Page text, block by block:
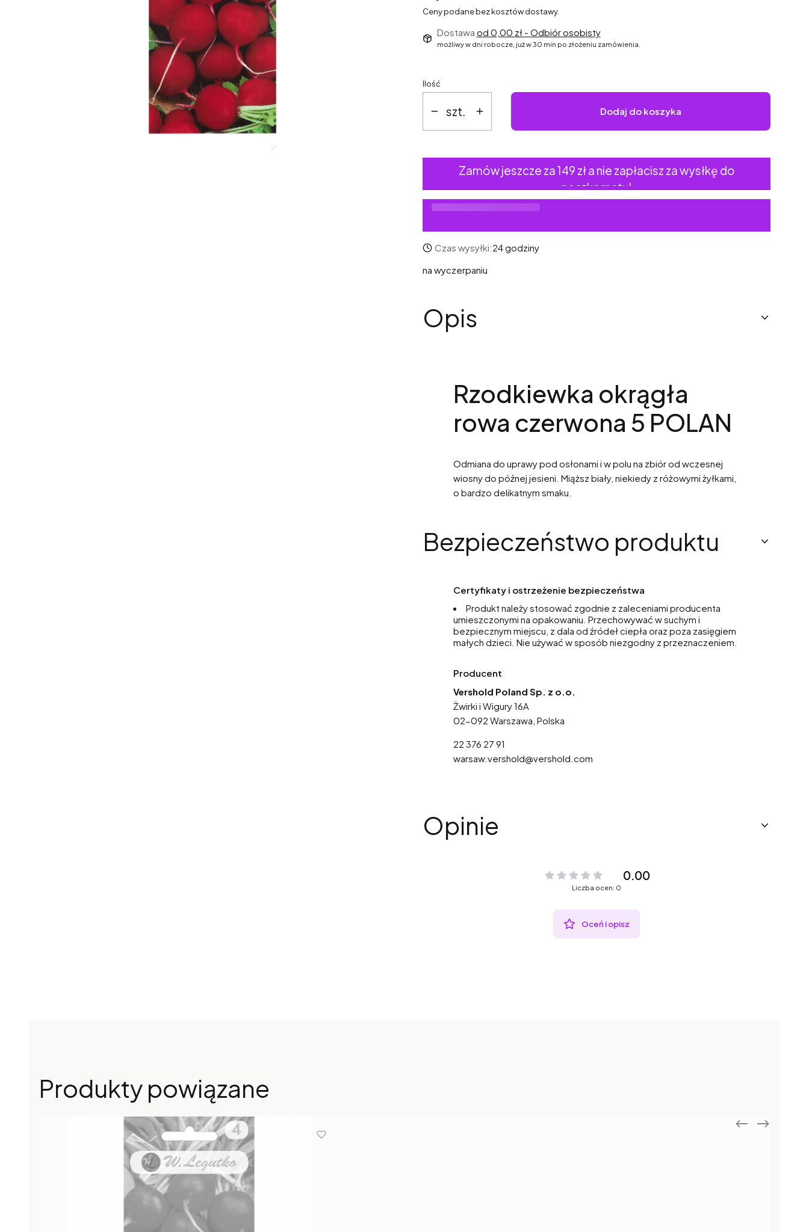
Ceny podane bez kosztów dostawy.
Dostawa od 0,00 zł - Odbiór osobisty
możliwy w dni robocze, już w 30 min po złożeniu zamówienia.
Ilość
szt. Dodaj do koszyka
Zamów jeszcze za 149 zł a nie zapłacisz za wysłkę do
paczkomatu!
Czas wysyłki:24 godziny
na wyczerpaniu
Opis
Rzodkiewka okrągła
rowa czerwona 5 POLAN
Odmiana do uprawy pod osłonami i w polu na zbiór od wczesnej
wiosny do późnej jesieni. Miąższ biały, niekiedy z różowymi żyłkami,
o bardzo delikatnym smaku.
Bezpieczeństwo produktu
Certyfikaty i ostrzeżenie bezpieczeństwa
Produkt należy stosować zgodnie z zaleceniami producenta
umieszczonymi na opakowaniu. Przechowywać w suchym i
bezpiecznym miejscu, z dala od źródeł ciepła oraz poza zasięgiem
małych dzieci. Nie używać w sposób niezgodny z przeznaczeniem.
Producent
Vershold Poland Sp. z o.o.
Żwirki i Wigury 16A
02-092 Warszawa, Polska
22 376 27 91
warsaw.vershold@vershold.com
Opinie
0.00
Liczba ocen: 0
Oceń i opisz
Produkty powiązane